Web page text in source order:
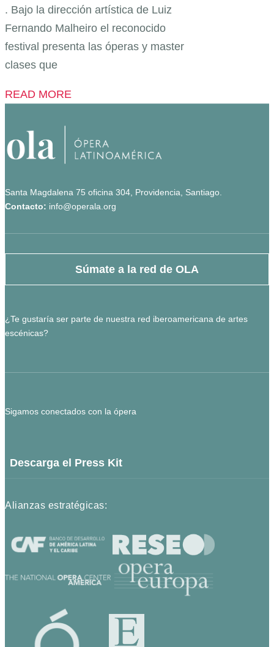
. Bajo la dirección artística de Luiz
Fernando Malheiro el reconocido
festival presenta las óperas y master
clases que
READ MORE
Santa Magdalena 75 oficina 304, Providencia, Santiago.
Contacto: info@operala.org
Súmate a la red de OLA
¿Te gustaría ser parte de nuestra red iberoamericana de artes
escénicas?
Sigamos conectados con la ópera
Descarga el Press Kit
Alianzas estratégicas: